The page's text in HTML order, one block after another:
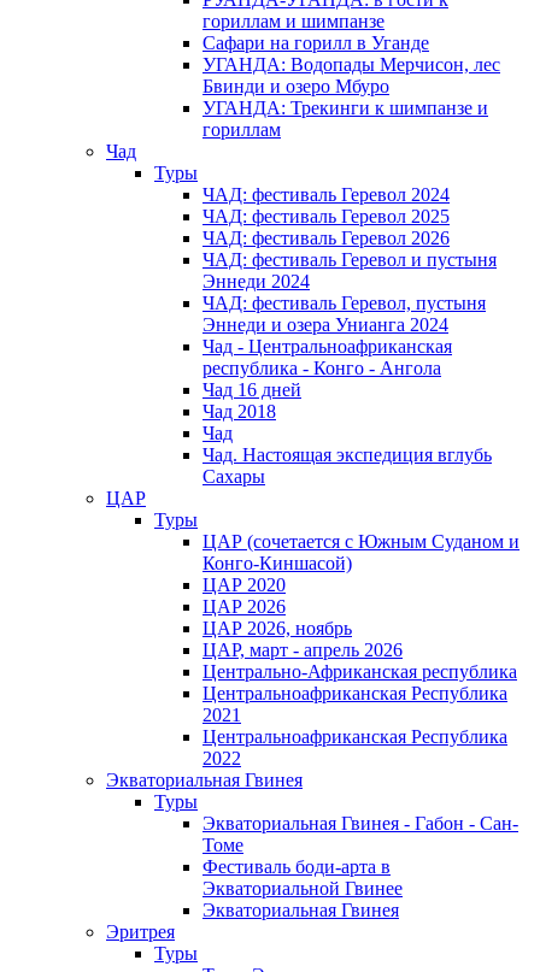
гориллам и шимпанзе
Сафари на горилл в Уганде
УГАНДА: Водопады Мерчисон, лес
Бвинди и озеро Мбуро
УГАНДА: Трекинги к шимпанзе и
гориллам
Чад
Туры
ЧАД: фестиваль Геревол 2024
ЧАД: фестиваль Геревол 2025
ЧАД: фестиваль Геревол 2026
ЧАД: фестиваль Геревол и пустыня
Эннеди 2024
ЧАД: фестиваль Геревол, пустыня
Эннеди и озера Унианга 2024
Чад - Центральноафриканская
республика - Конго - Ангола
Чад 16 дней
Чад 2018
Чад
Чад. Настоящая экспедиция вглубь
Сахары
ЦАР
Туры
ЦАР (сочетается с Южным Суданом и
Конго-Киншасой)
ЦАР 2020
ЦАР 2026
ЦАР 2026, ноябрь
ЦАР, март - апрель 2026
Центрально-Африканская республика
Центральноафриканская Республика
2021
Центральноафриканская Республика
2022
Экваториальная Гвинея
Туры
Экваториальная Гвинея - Габон - Сан-
Томе
Фестиваль боди-арта в
Экваториальной Гвинее
Экваториальная Гвинея
Эритрея
Туры